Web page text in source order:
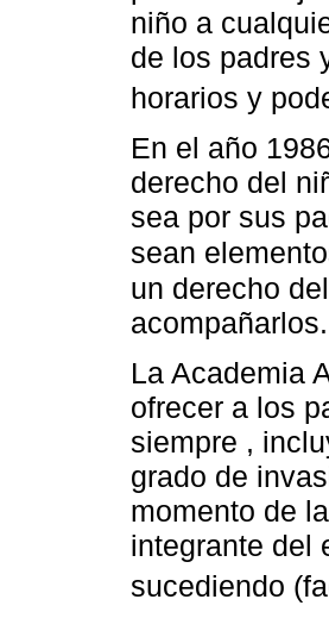
niño a
de los padres
horarios y
En el año
derecho del
sea por sus
sean
un derecho
acompañarlos.
La Academia
ofrecer a los
siempre ,
grado de
momento de
integrante del
sucediendo